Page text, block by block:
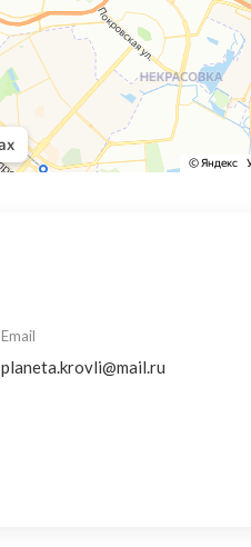
Email
planeta.krovli@mail.ru